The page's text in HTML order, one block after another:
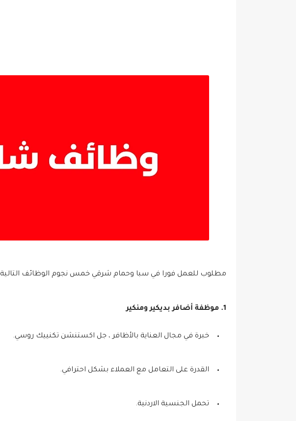
مطلوب للعمل فورا في سبا وحمام شرقي خمس نجوم الوظائف التالية
1. موظفة أضافر بديكير ومنكير
خبرة في مجال العناية بالأظافر ، جل اكستنشن تكنييك روسي.
القدرة على التعامل مع العملاء بشكل احترافي.
تحمل الجنسية الاردنية.